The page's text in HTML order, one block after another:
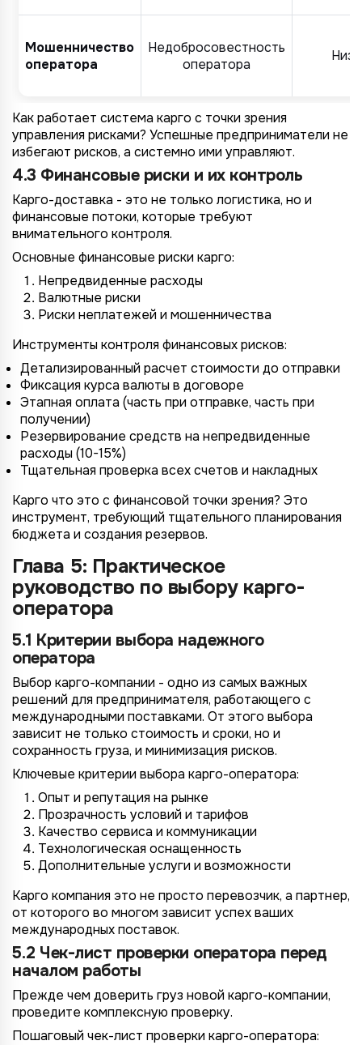
Мошенничество
оператора
Недобросовестность
оператора
Как работает система карго с точки зрения
управления рисками? Успешные предприниматели не
избегают рисков, а системно ими управляют.
4.3 Финансовые риски и их контроль
Карго-доставка - это не только логистика, но и
финансовые потоки, которые требуют
внимательного контроля.
Основные финансовые риски карго:
Непредвиденные расходы
Валютные риски
Риски неплатежей и мошенничества
Инструменты контроля финансовых рисков:
Детализированный расчет стоимости до отправки
Фиксация курса валюты в договоре
Этапная оплата (часть при отправке, часть при
получении)
Резервирование средств на непредвиденные
расходы (10-15%)
Тщательная проверка всех счетов и накладных
Карго что это с финансовой точки зрения? Это
инструмент, требующий тщательного планирования
бюджета и создания резервов.
Глава 5: Практическое
руководство по выбору карго-
оператора
5.1 Критерии выбора надежного
оператора
Выбор карго-компании - одно из самых важных
решений для предпринимателя, работающего с
международными поставками. От этого выбора
зависит не только стоимость и сроки, но и
сохранность груза, и минимизация рисков.
Ключевые критерии выбора карго-оператора:
Опыт и репутация на рынке
Прозрачность условий и тарифов
Качество сервиса и коммуникации
Технологическая оснащенность
Дополнительные услуги и возможности
Карго компания это не просто перевозчик, а партнер,
от которого во многом зависит успех ваших
международных поставок.
5.2 Чек-лист проверки оператора перед
началом работы
Прежде чем доверить груз новой карго-компании,
проведите комплексную проверку.
Пошаговый чек-лист проверки карго-оператора: